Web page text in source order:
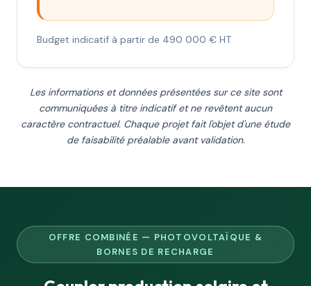
Budget indicatif à partir de 490 000 € HT
Les informations et données présentées sur ce site sont
communiquées à titre indicatif et ne revêtent aucun
caractère contractuel. Chaque projet fait l'objet d'une étude
de faisabilité préalable avant validation.
OFFRE COMBINÉE — PHOTOVOLTAÏQUE &
BORNES DE RECHARGE